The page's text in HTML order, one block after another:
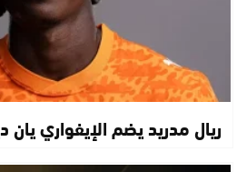
ريال مدريد يضم الإيفواري يان